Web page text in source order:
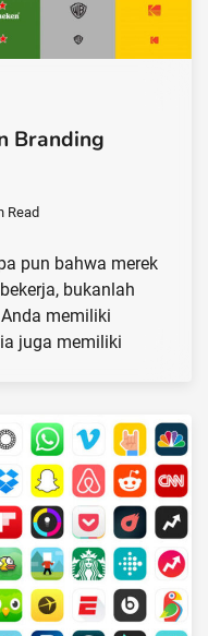
Branding
Read
pun bahwa merek
bukanlah
memiliki
juga memiliki